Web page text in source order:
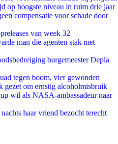
op hoogste niveau in ruim drie jaar
compensatie voor schade door
van week 32
man die agenten stak met
burgemeester Depla
tegen boom, vier gewonden
gezet om ernstig alcoholmisbruik
wil als NASA-ambassadeur naar
haar vriend bezocht terecht